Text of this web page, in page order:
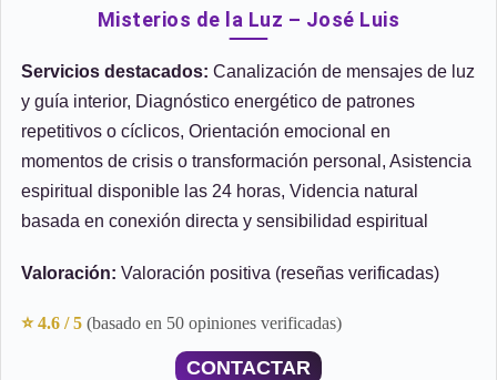
Misterios de la Luz – José Luis
Servicios destacados: Canalización de mensajes de luz
y guía interior, Diagnóstico energético de patrones
repetitivos o cíclicos, Orientación emocional en
momentos de crisis o transformación personal, Asistencia
espiritual disponible las 24 horas, Videncia natural
basada en conexión directa y sensibilidad espiritual
Valoración: Valoración positiva (reseñas verificadas)
⭐ 4.6 / 5 (basado en 50 opiniones verificadas)
CONTACTAR